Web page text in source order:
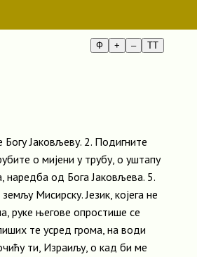
Ф + – TT
Богу Јаковљеву. 2. Подигните
о мијени у трубу, о уштапу
наредба од Бога Јаковљева. 5.
Мисирску. Језик, којега не
руке његове опростише се
те усред грома, на води
ти, Израиљу, о кад би ме